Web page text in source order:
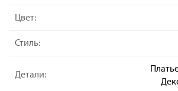
Цвет:
Стиль:
Детали: